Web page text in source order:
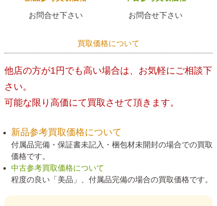
お問合せ下さい お問合せ下さい
買取価格について
他店の方が1円でも高い場合は、お気軽にご相談下
さい。
可能な限り高価にて買取させて頂きます。
新品参考買取価格について
付属品完備・保証書未記入・梱包材未開封の場合での買取
価格です。
中古参考買取価格について
程度の良い「美品」、付属品完備の場合の買取価格です。